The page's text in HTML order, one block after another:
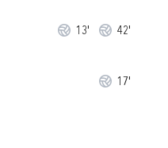
13' 42'
17'